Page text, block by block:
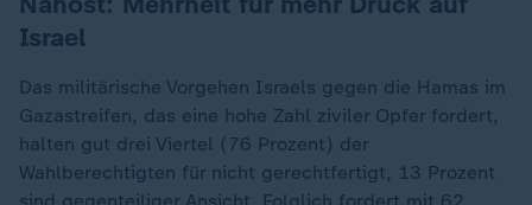
Israel
Das militärische Vorgehen Israels gegen die Hamas im
Gazastreifen, das eine hohe Zahl ziviler Opfer fordert,
halten gut drei Viertel (76 Prozent) der
Wahlberechtigten für nicht gerechtfertigt, 13 Prozent